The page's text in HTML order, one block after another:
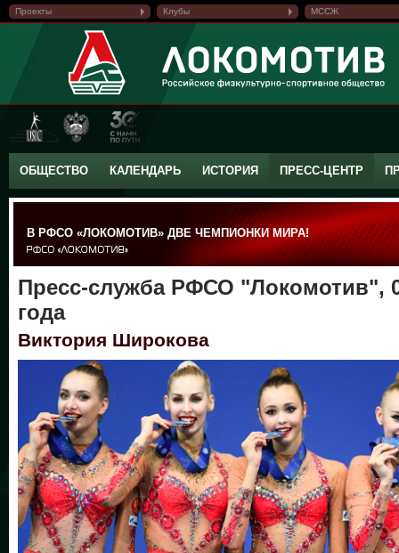
Проекты Клубы МССЖ
ОБЩЕСТВО КАЛЕНДАРЬ ИСТОРИЯ ПРЕСС-ЦЕНТР
В РФСО «ЛОКОМОТИВ» ДВЕ ЧЕМПИОНКИ МИРА!
Пресс-служба РФСО "Локомотив",
года
Виктория Широкова